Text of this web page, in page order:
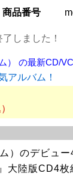
商品番号
しました！
） の最新CD/
アルバム！
）のデビュ
大陸版CD4枚